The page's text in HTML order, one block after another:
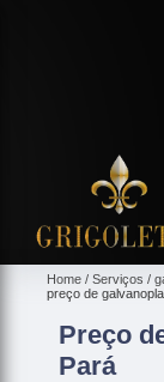
Home Serviços
preço de
Preço
Pará